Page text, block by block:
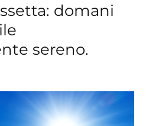
domani
sereno.